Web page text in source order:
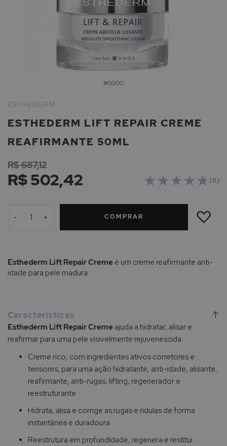
para
início
Galeria
imagens
ESTHEDERM LIFT REPAIR CREME
REAFIRMANTE 50ML
ESTHEDERM
( 0 )
R$ 502,42
R$ 687,12
- + COMPRAR
ADICIONAR
LISTA
Esthederm Lift Repair Creme é um creme reafirmante anti-
idade para pele madura.
Características
Esthederm Lift Repair Creme ajuda a hidratar, alisar e
reafirmar para uma pele visivelmente rejuvenescida.
Creme rico, com ingredientes ativos corretores e
tensores, para uma ação hidratante, anti-idade, alisante,
reafirmante, anti-rugas, lifting, regenerador e
reestruturante
Hidrata, alisa e corrige as rugas e rídulas de forma
instantânea e duradoura
Reestrutura em profundidade, regenera e restitui